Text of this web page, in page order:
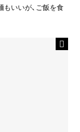
いいが、ご飯を食